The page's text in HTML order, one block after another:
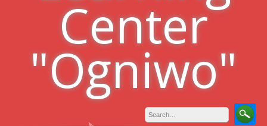
Center
"Ogniwo"